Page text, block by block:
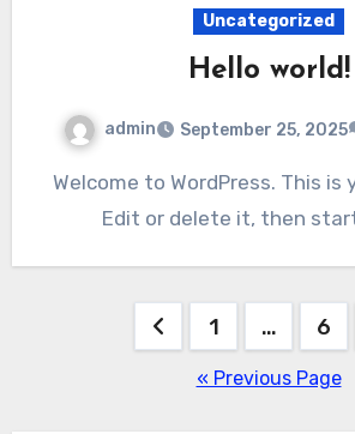
Uncategorized
Hello world!
admin September 25, 2025
Welcome to WordPress. This is your first post.
Edit or delete it, then
pagination
1 … 6
« Previous Page